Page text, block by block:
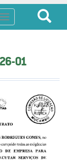
Toggle
navigation
01